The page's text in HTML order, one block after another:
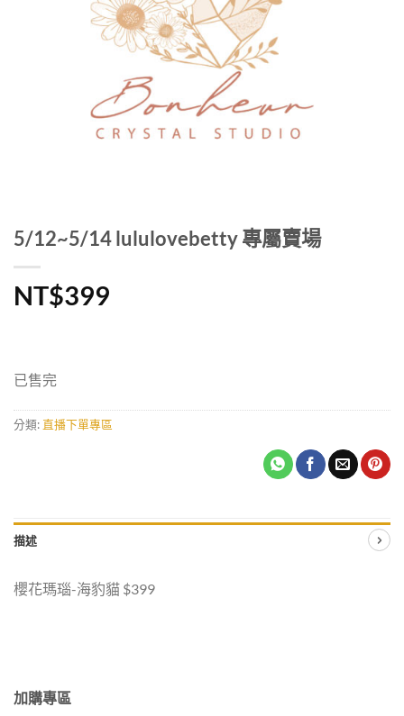
5/12~5/14 lululovebetty 專屬賣場
NT$399
已售完
分類: 直播下單專區
描述
櫻花瑪瑙-海豹貓 $399
加購專區